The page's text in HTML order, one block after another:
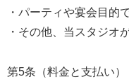
・パーティや宴会目的
・その他、当スタジオ
第5条（料金と支払い）